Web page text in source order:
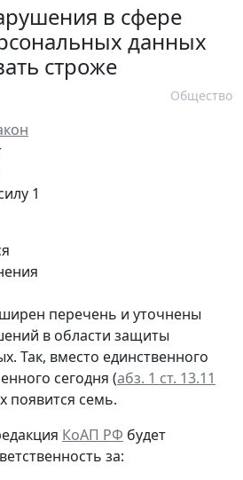
в сфере
данных
строже
Общество
1
перечень и уточнены
в области защиты
Так, вместо единственного
сегодня (абз. 1 ст. 13.11
появится семь.
КоАП РФ будет
за: